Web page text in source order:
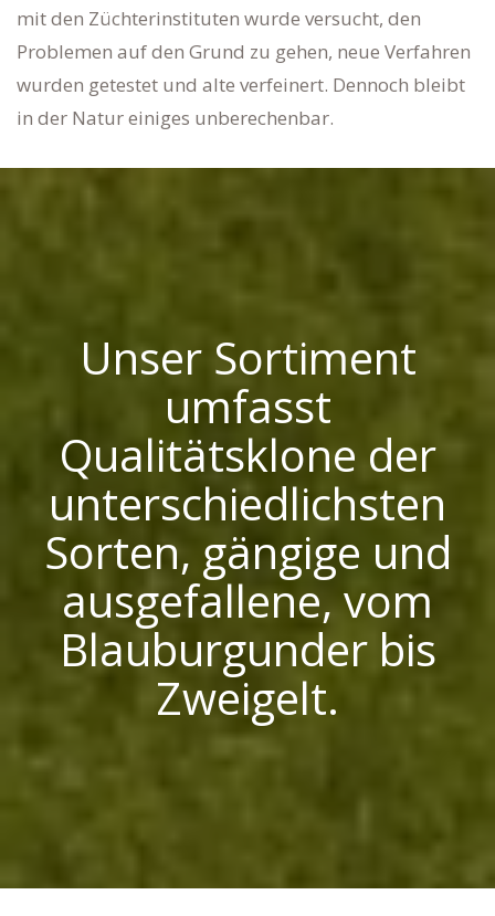
mit den Züchterinstituten wurde versucht, den
Problemen auf den Grund zu gehen, neue Verfahren
wurden getestet und alte verfeinert. Dennoch bleibt
in der Natur einiges unberechenbar.
Unser Sortiment
umfasst
Qualitätsklone der
unterschiedlichsten
Sorten, gängige und
ausgefallene, vom
Blauburgunder bis
Zweigelt.